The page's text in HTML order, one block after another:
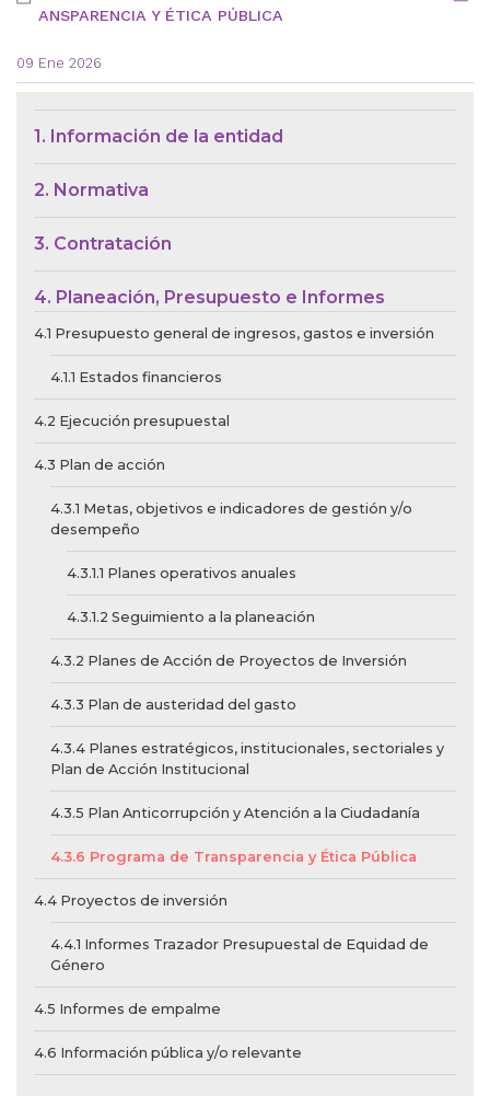
Menú de Contexto de Ley de
1. Información de la entidad
2. Normativa
3. Contratación
4. Planeación, Presupuesto e Informes
4.1 Presupuesto general de ingresos, gastos e inversión
4.1.1 Estados financieros
4.2 Ejecución presupuestal
4.3 Plan de acción
4.3.1 Metas, objetivos e indicadores de gestión y/o
desempeño
4.3.1.1 Planes operativos anuales
4.3.1.2 Seguimiento a la planeación
4.3.2 Planes de Acción de Proyectos de Inversión
4.3.3 Plan de austeridad del gasto
4.3.4 Planes estratégicos, institucionales, sectoriales y
Plan de Acción Institucional
4.3.5 Plan Anticorrupción y Atención a la Ciudadanía
4.3.6 Programa de Transparencia y Ética Pública
4.4 Proyectos de inversión
4.4.1 Informes Trazador Presupuestal de Equidad de
Género
4.5 Informes de empalme
4.6 Información pública y/o relevante
ANSPARENCIA Y ÉTICA PÚBLICA
09 Ene 2026